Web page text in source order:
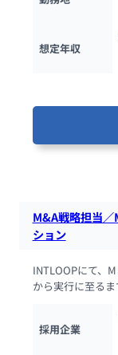
想定年収
M&A戦略担当
ション
INTLOOPにて、
から実行に至るま
採用企業